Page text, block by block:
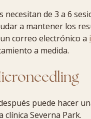
de 3 a 6
a mantener los
correo electrónico a
a medida.
puede hacer
Severna Park.